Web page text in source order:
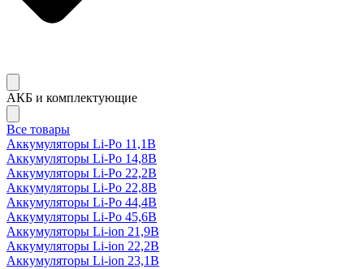
АКБ и комплектующие
Все товары
Аккумуляторы Li-Po 11,1В
Аккумуляторы Li-Po 14,8В
Аккумуляторы Li-Po 22,2В
Аккумуляторы Li-Po 22,8В
Аккумуляторы Li-Po 44,4В
Аккумуляторы Li-Po 45,6В
Аккумуляторы Li-ion 21,9В
Аккумуляторы Li-ion 22,2В
Аккумуляторы Li-ion 23,1В